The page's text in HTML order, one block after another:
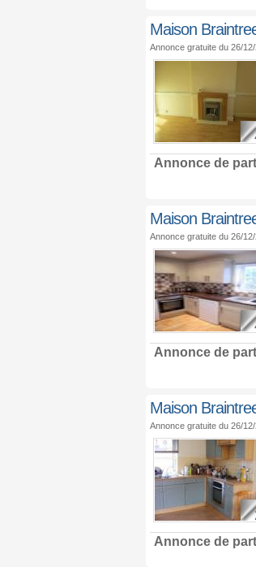
Maison
Annonce gratuite du 26/12/
Annonce de
Maison
Annonce gratuite du 26/12/
Annonce de
Maison
Annonce gratuite du 26/12/
Annonce de